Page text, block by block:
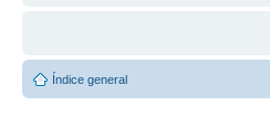
Índice general